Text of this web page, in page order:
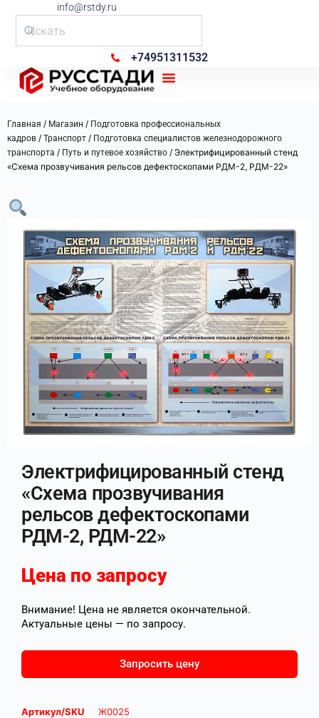
info@rstdy.ru
+74951311532
Главная / Магазин / Подготовка профессиональных
кадров / Транспорт / Подготовка специалистов железнодорожного
транспорта / Путь и путевое хозяйство / Электрифицированный стенд
«Схема прозвучивания рельсов дефектоскопами РДМ-2, РДМ-22»
Электрифицированный стенд
«Схема прозвучивания
рельсов дефектоскопами
РДМ-2, РДМ-22»
Цена по запросу
Внимание! Цена не является окончательной.
Актуальные цены — по запросу.
Запросить цену
Артикул/SKU Ж0025